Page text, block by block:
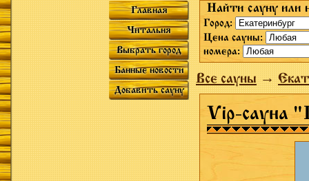
Главная
Читальня
Выбрать город
Банные новости
Добавить сауну
Найти сауну или
Город:
Цена сауны:
номера:
Все сауны→
Vip-сауна